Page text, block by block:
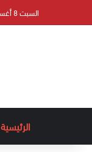
السبت 8 أغسطس 2026
الرئيسية